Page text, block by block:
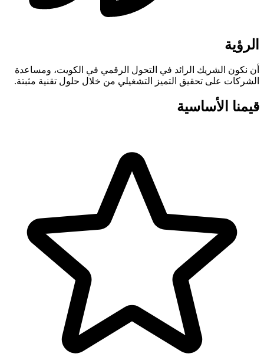
الرؤية
أن نكون الشريك الرائد في التحول الرقمي في الكويت، ومساعدة
الشركات على تحقيق التميز التشغيلي من خلال حلول تقنية مثبتة.
قيمنا الأساسية